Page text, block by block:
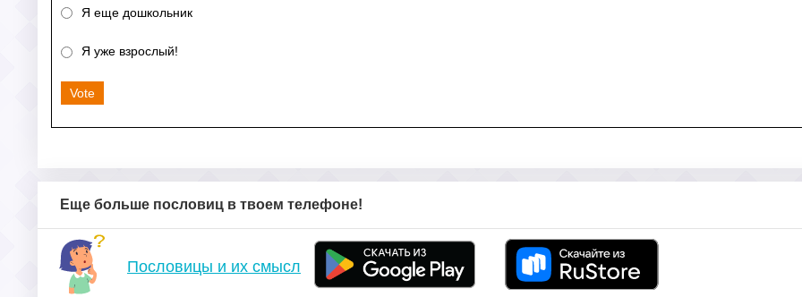
Я еще дошкольник
Я уже взрослый!
Vote
Еще больше пословиц в твоем телефоне!
Пословицы и их смысл